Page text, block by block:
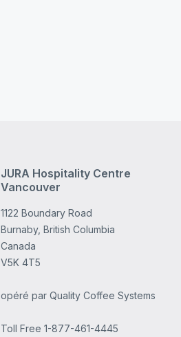
JURA Hospitality Centre
Vancouver
1122 Boundary Road
Burnaby, British Columbia
Canada
V5K 4T5
opéré par Quality Coffee Systems
Toll Free 1-877-461-4445